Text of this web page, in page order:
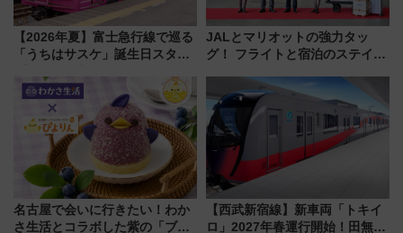
【2026年夏】富士急行線で巡る
「うちはサスケ」誕生日スタン
定グルメ＆グッズ徹底ガイド
JALとマリオットの強力タッ
グ！ フライトと宿泊のステイタ
上級会員資格を効率よく獲得す
る方法を解説
名古屋で会いに行きたい！わか
さ生活とコラボした紫の「ブル
【西武新宿線】新車両「トキイ
ロ」2027年春運行開始！田無・